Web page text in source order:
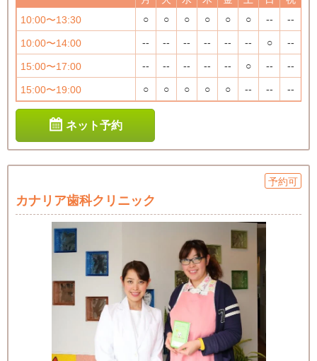
10:00〜13:30
○ ○ ○ ○ ○ ○ -- --
10:00〜14:00 -- -- -- -- -- -- ○ --
15:00〜17:00 -- -- -- -- -- ○ -- --
15:00〜19:00 ○ ○ ○ ○ ○ -- -- --
ネット予約
予約可
カナリア歯科クリニック